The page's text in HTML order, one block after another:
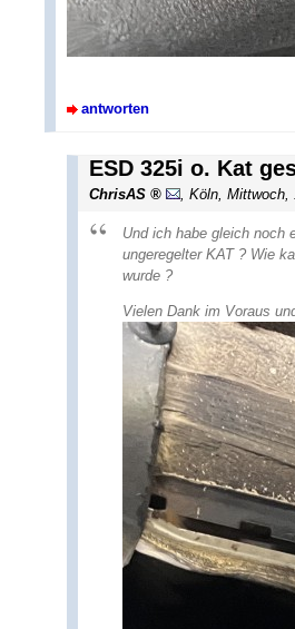
antworten
ESD 325i o. Kat
ChrisAS Köln Mittwoch,
Und ich habe gleich noch
ungeregelter KAT ? Wie
wurde ?
Vielen Dank im Voraus